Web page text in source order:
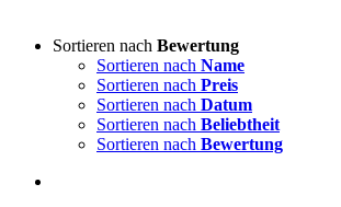
Sortieren nach Bewertung
Sortieren nach Name
Sortieren nach Preis
Sortieren nach Datum
Sortieren nach Beliebtheit
Sortieren nach Bewertung